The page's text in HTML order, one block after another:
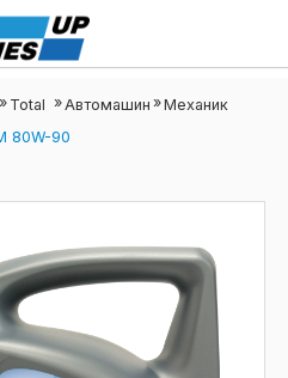
/ Total / Автомашин / Механик
80W-90